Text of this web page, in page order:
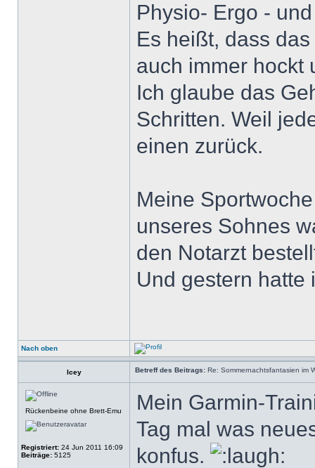
Physio- Ergo -
Es heißt, dass
auch immer hockt
Ich glaube das
Schritten. Weil
einen zurück.
Meine
unseres Sohnes
den Notarzt
Und gestern hatte
Nach oben
Icey Betreff des Beitrags: Re: Sommernachtsfantasien im
Rückenbeine ohne Brett-Emu
Registriert: 24 Jun 2011 16:09
Beiträge: 5125
Mein Garmin-
Tag mal was
konfus.